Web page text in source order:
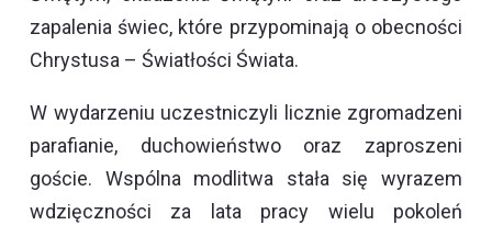
zapalenia świec, które przypominają o obecności
Chrystusa – Światłości Świata.
W wydarzeniu uczestniczyli licznie zgromadzeni
parafianie, duchowieństwo oraz zaproszeni
goście. Wspólna modlitwa stała się wyrazem
wdzięczności za lata pracy wielu pokoleń